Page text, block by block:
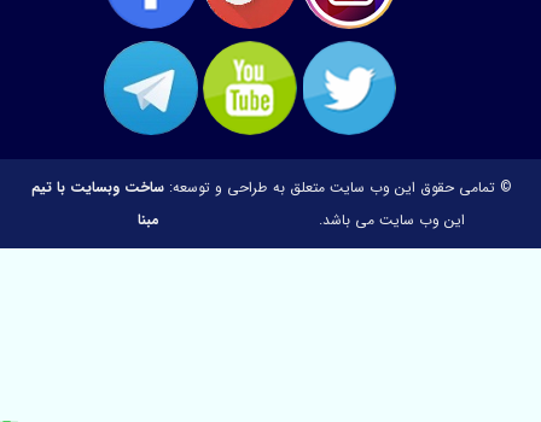
© تمامی حقوق این وب سایت متعلق به
این وب سایت می باشد.
طراحی و توسعه:ساخت وبسایت با تیم